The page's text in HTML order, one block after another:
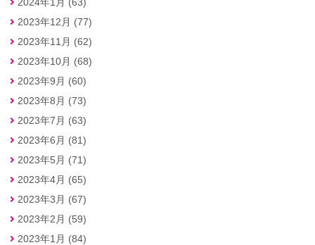
2023年12月 (77)
2023年11月 (62)
2023年10月 (68)
2023年9月 (60)
2023年8月 (73)
2023年7月 (63)
2023年6月 (81)
2023年5月 (71)
2023年4月 (65)
2023年3月 (67)
2023年2月 (59)
2023年1月 (84)